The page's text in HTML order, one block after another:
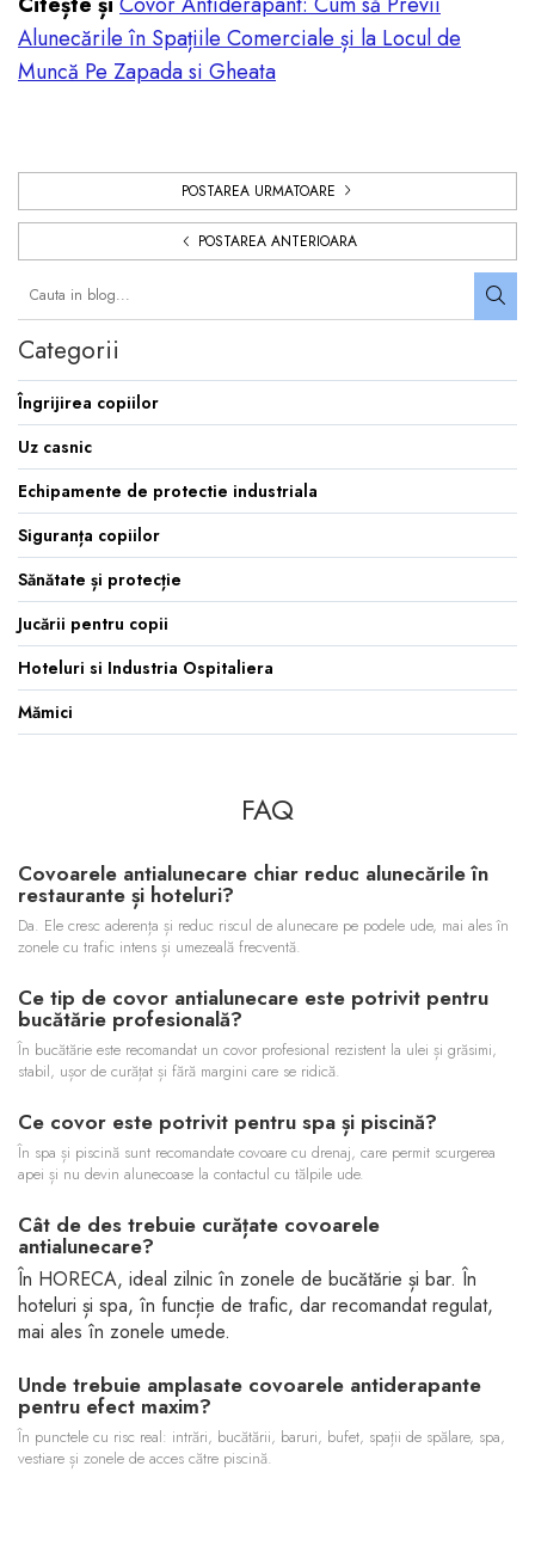
Alunecările în Spațiile Comerciale și la Locul de
Muncă Pe Zapada si Gheata
POSTAREA URMATOARE
POSTAREA ANTERIOARA
Categorii
Îngrijirea copiilor
Uz casnic
Echipamente de protectie industriala
Siguranța copiilor
Sănătate și protecție
Jucării pentru copii
Hoteluri si Industria Ospitaliera
Mămici
FAQ
Covoarele antialunecare chiar reduc alunecările în
restaurante și hoteluri?
Da. Ele cresc aderența și reduc riscul de alunecare pe podele ude, mai ales în
zonele cu trafic intens și umezeală frecventă.
Ce tip de covor antialunecare este potrivit pentru
bucătărie profesională?
În bucătărie este recomandat un covor profesional rezistent la ulei și grăsimi,
stabil, ușor de curățat și fără margini care se ridică.
Ce covor este potrivit pentru spa și piscină?
În spa și piscină sunt recomandate covoare cu drenaj, care permit scurgerea
apei și nu devin alunecoase la contactul cu tălpile ude.
Cât de des trebuie curățate covoarele
antialunecare?
În HORECA, ideal zilnic în zonele de bucătărie și bar. În
hoteluri și spa, în funcție de trafic, dar recomandat regulat,
mai ales în zonele umede.
Unde trebuie amplasate covoarele antiderapante
pentru efect maxim?
În punctele cu risc real: intrări, bucătării, baruri, bufet, spații de spălare, spa,
vestiare și zonele de acces către piscină.